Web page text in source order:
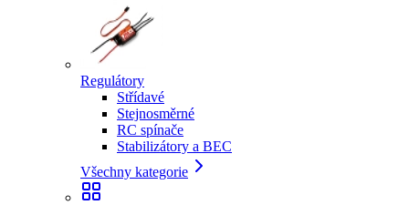
Regulátory
Střídavé
Stejnosměrné
RC spínače
Stabilizátory a BEC
Všechny kategorie